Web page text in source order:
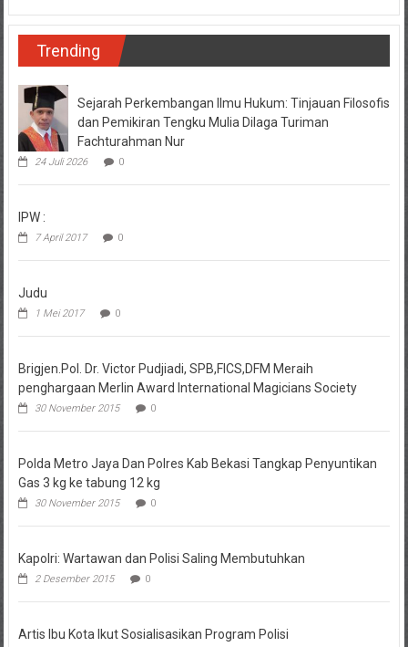
Trending
Sejarah Perkembangan Ilmu Hukum: Tinjauan Filosofis
dan Pemikiran Tengku Mulia Dilaga Turiman
Fachturahman Nur
24 Juli 2026 0
IPW :
7 April 2017 0
Judu
1 Mei 2017 0
Brigjen.Pol. Dr. Victor Pudjiadi, SPB,FICS,DFM Meraih
penghargaan Merlin Award International Magicians Society
30 November 2015 0
Polda Metro Jaya Dan Polres Kab Bekasi Tangkap Penyuntikan
Gas 3 kg ke tabung 12 kg
30 November 2015 0
Kapolri: Wartawan dan Polisi Saling Membutuhkan
2 Desember 2015 0
Artis Ibu Kota Ikut Sosialisasikan Program Polisi